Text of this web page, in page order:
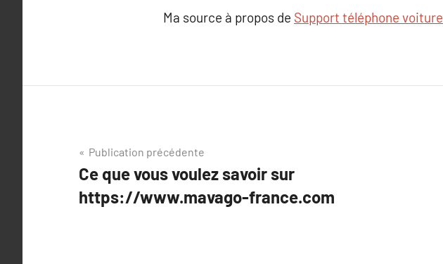
Ma source à propos de Support téléphone voiture
Navigation
de
l’article
Publication précédente
Ce que vous voulez savoir sur
https://www.mavago-france.com